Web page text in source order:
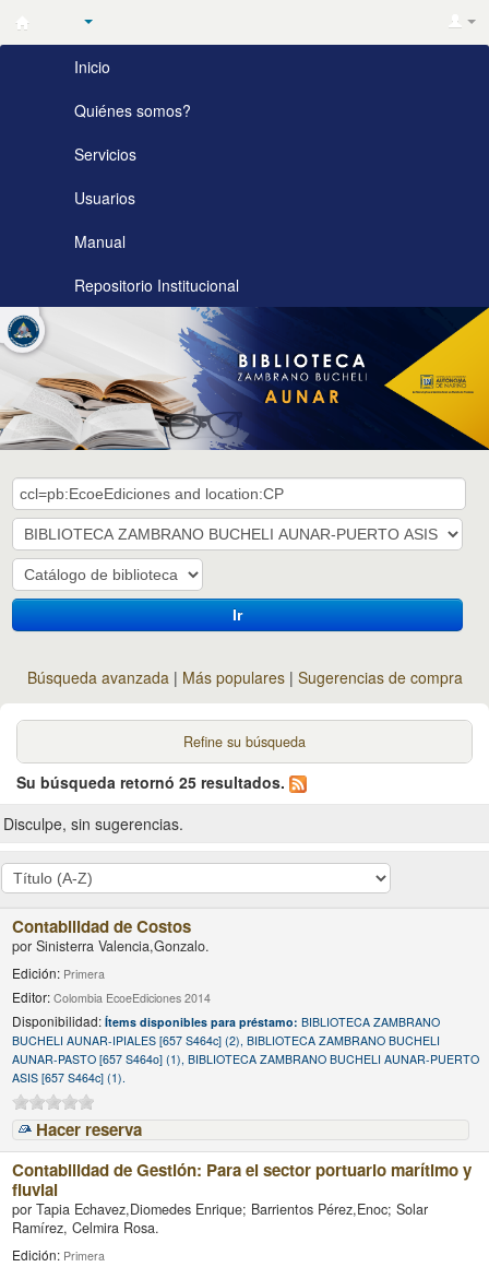
Biblioteca
Zambrano
Bucheli
AUNAR
Inicio
Quiénes somos?
Servicios
Usuarios
Manual
Repositorio Institucional
Ir
Búsqueda avanzada Más populares Sugerencias de compra
Refine su búsqueda
Su búsqueda retornó 25 resultados.
Disculpe, sin sugerencias.
Contabilidad de Costos
porSinisterra Valencia,Gonzalo.
Edición: Primera
Editor:Colombia EcoeEdiciones 2014
Disponibilidad:Ítems disponibles para préstamo:BIBLIOTECA ZAMBRANO
BUCHELI AUNAR-IPIALES [657 S464c] (2), BIBLIOTECA ZAMBRANO BUCHELI
AUNAR-PASTO [657 S464o] (1), BIBLIOTECA ZAMBRANO BUCHELI AUNAR-PUERTO
ASIS [657 S464c] (1).
Hacer reserva
Contabilidad de Gestión: Para el sector portuario marítimo y
fluvial
porTapia Echavez,Diomedes Enrique; Barrientos Pérez,Enoc; Solar
Ramírez, Celmira Rosa.
Edición: Primera